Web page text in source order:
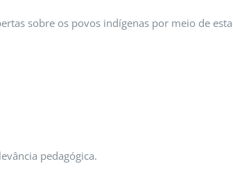
sobre os povos indígenas por meio de
pedagógica.